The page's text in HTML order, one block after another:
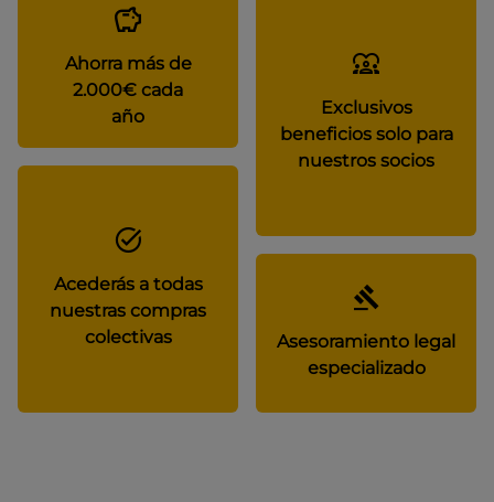
Ahorra más de
2.000€ cada
año
Exclusivos
beneficios solo para
nuestros socios
Acederás a todas
nuestras compras
colectivas
Asesoramiento legal
especializado